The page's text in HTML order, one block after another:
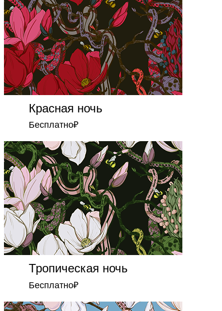
Красная ночь
Бесплатно₽
Тропическая ночь
Бесплатно₽